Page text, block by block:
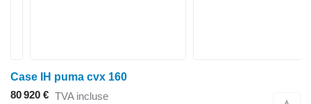
Case IH puma cvx 160
80 920 € TVA incluse